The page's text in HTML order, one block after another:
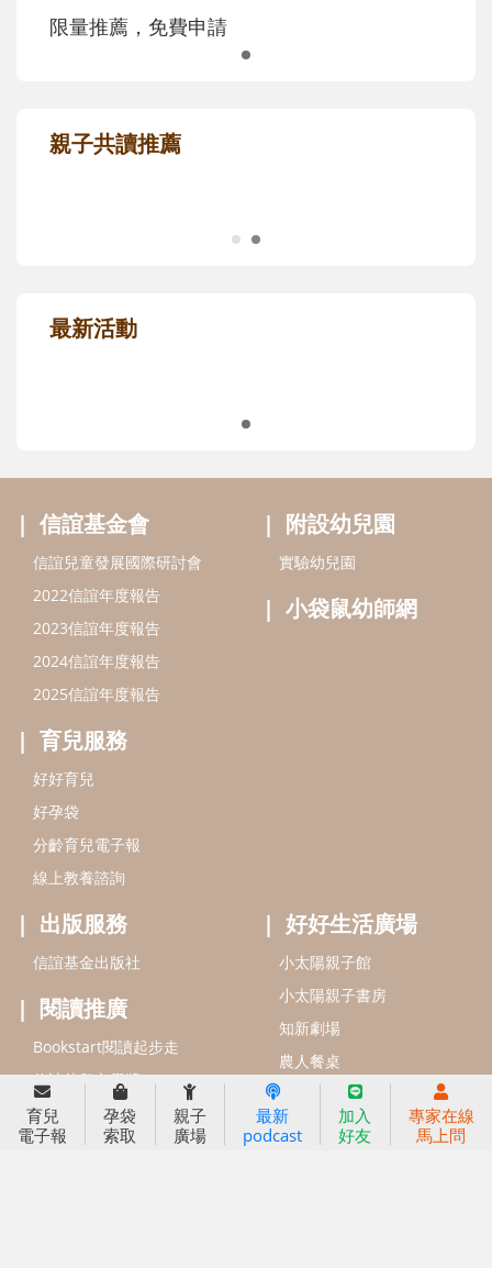
限量推薦，免費申請
親子共讀推薦
最新活動
信誼基金會
信誼兒童發展國際研討會
2022信誼年度報告
2023信誼年度報告
2024信誼年度報告
2025信誼年度報告
育兒服務
好好育兒
好孕袋
分齡育兒電子報
線上教養諮詢
附設幼兒園
實驗幼兒園
小袋鼠幼師網
出版服務
信誼基金出版社
閱讀推廣
Bookstart閱讀起步走
信誼幼兒文學獎
信誼兒童動畫獎
小袋鼠說故事劇團
好好生活廣場
小太陽親子館
小太陽親子書房
知新劇場
農人餐桌
Green & Safe
育兒
電子報
孕袋
索取
親子
廣場
最新
podcast
加入
好友
專家在線
馬上問